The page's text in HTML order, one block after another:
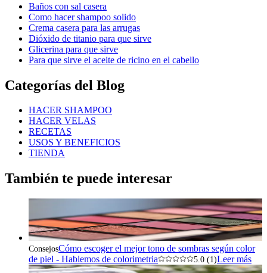
Baños con sal casera
Como hacer shampoo solido
Crema casera para las arrugas
Dióxido de titanio para que sirve
Glicerina para que sirve
Para que sirve el aceite de ricino en el cabello
Categorías del Blog
HACER SHAMPOO
HACER VELAS
RECETAS
USOS Y BENEFICIOS
TIENDA
También te puede interesar
ConsejosCómo escoger el mejor tono de sombras según color
de piel - Hablemos de colorimetria
5.0 (1)Leer más